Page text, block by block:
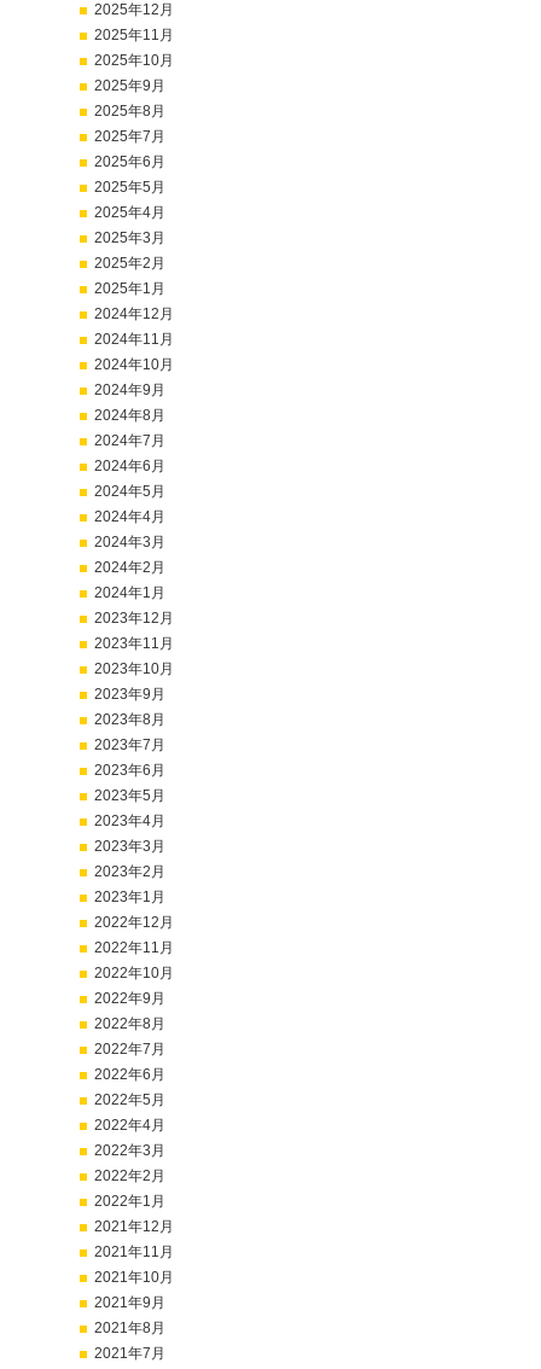
2025年12月
2025年11月
2025年10月
2025年9月
2025年8月
2025年7月
2025年6月
2025年5月
2025年4月
2025年3月
2025年2月
2025年1月
2024年12月
2024年11月
2024年10月
2024年9月
2024年8月
2024年7月
2024年6月
2024年5月
2024年4月
2024年3月
2024年2月
2024年1月
2023年12月
2023年11月
2023年10月
2023年9月
2023年8月
2023年7月
2023年6月
2023年5月
2023年4月
2023年3月
2023年2月
2023年1月
2022年12月
2022年11月
2022年10月
2022年9月
2022年8月
2022年7月
2022年6月
2022年5月
2022年4月
2022年3月
2022年2月
2022年1月
2021年12月
2021年11月
2021年10月
2021年9月
2021年8月
2021年7月